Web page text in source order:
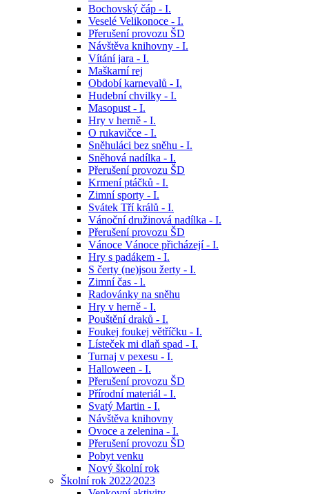
Bochovský čáp - I.
Veselé Velikonoce - I.
Přerušení provozu ŠD
Návštěva knihovny - I.
Vítání jara - I.
Maškarní rej
Období karnevalů - I.
Hudební chvilky - I.
Masopust - I.
Hry v herně - I.
O rukavičce - I.
Sněhuláci bez sněhu - I.
Sněhová nadílka - I.
Přerušení provozu ŠD
Krmení ptáčků - I.
Zimní sporty - I.
Svátek Tří králů - I.
Vánoční družinová nadílka - I.
Přerušení provozu ŠD
Vánoce Vánoce přicházejí - I.
Hry s padákem - I.
S čerty (ne)jsou žerty - I.
Zimní čas - l.
Radovánky na sněhu
Hry v herně - I.
Pouštění draků - I.
Foukej foukej větříčku - I.
Lísteček mi dlaň spad - I.
Turnaj v pexesu - I.
Halloween - I.
Přerušení provozu ŠD
Přírodní materiál - I.
Svatý Martin - I.
Návštěva knihovny
Ovoce a zelenina - I.
Přerušení provozu ŠD
Pobyt venku
Nový školní rok
Školní rok 2022⁄2023